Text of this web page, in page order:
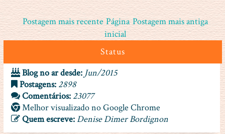
Postagem mais recente Postagem mais antiga
Página
inicial
Status
Blog no ar desde: Jun/2015
Postagens: 2898
Comentários: 23077
Melhor visualizado no Google Chrome
Quem escreve:Denise Dimer Bordignon